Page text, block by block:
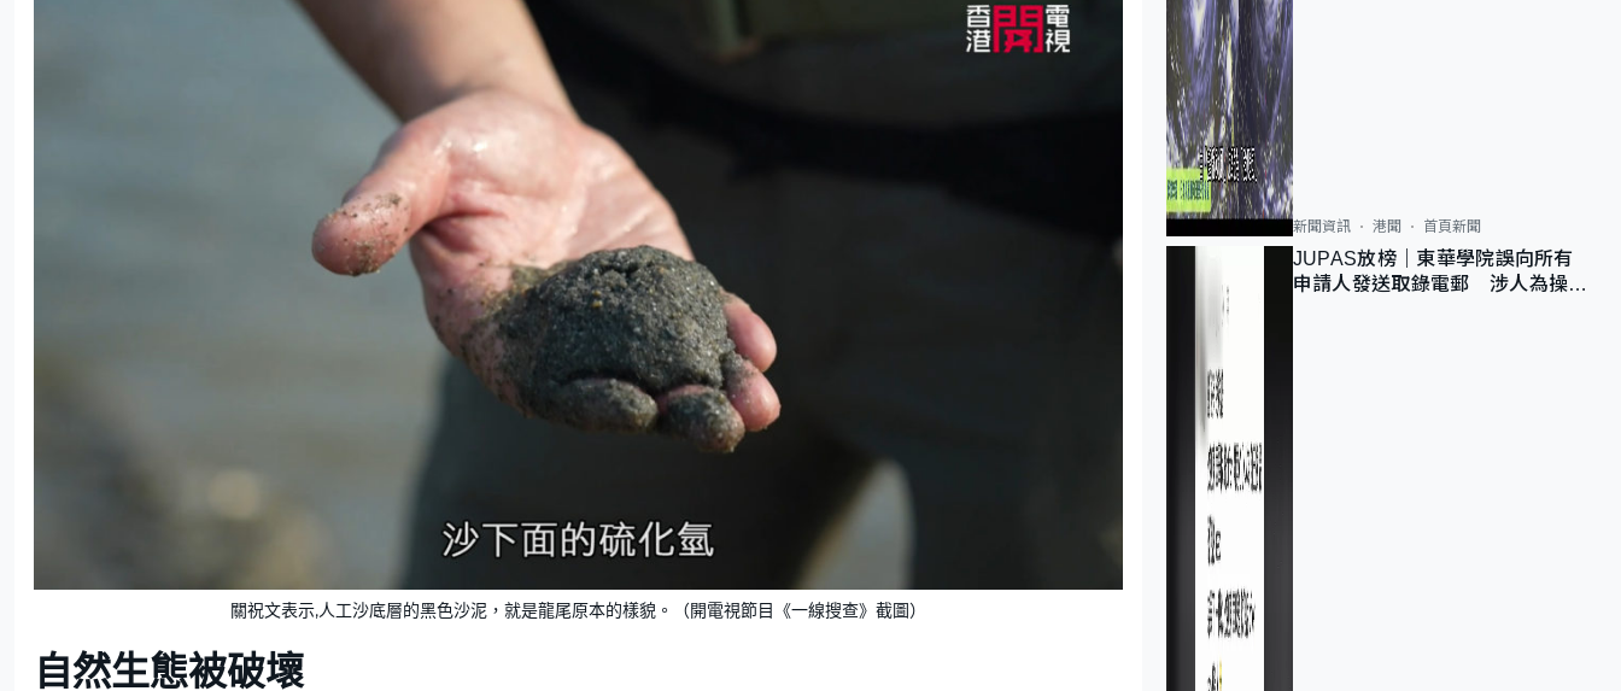
關祝文表示,人工沙底層的黑色沙泥，就是龍尾原本的樣貌。（開電視節目《一線搜查》截圖）
自然生態被破壞
新聞資訊 港聞 首頁新聞
JUPAS放榜｜東華學院誤向所有
申請人發送取錄電郵 涉人為操作